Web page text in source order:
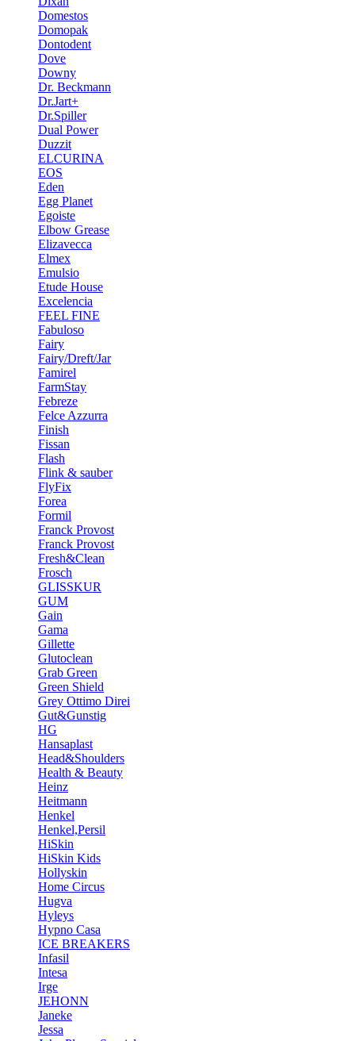
Domestos
Domopak
Dontodent
Dove
Downy
Dr. Beckmann
Dr.Jart+
Dr.Spiller
Dual Power
Duzzit
ELCURINA
EOS
Eden
Egg Planet
Egoiste
Elbow Grease
Elizavecca
Elmex
Emulsio
Etude House
Excelencia
FEEL FINE
Fabuloso
Fairy
Fairy/Dreft/Jar
Famirel
FarmStay
Febreze
Felce Azzurra
Finish
Fissan
Flash
Flink & sauber
FlyFix
Forea
Formil
Franck Provost
Franck Provost
Fresh&Clean
Frosch
GLISSKUR
GUM
Gain
Gama
Gillette
Glutoclean
Grab Green
Green Shield
Grey Ottimo Direi
Gut&Gunstig
HG
Hansaplast
Head&Shoulders
Health & Beauty
Heinz
Heitmann
Henkel
Henkel,Persil
HiSkin
HiSkin Kids
Hollyskin
Home Circus
Hugva
Hyleys
Hypno Casa
ICE BREAKERS
Infasil
Intesa
Irge
JEHONN
Janeke
Jessa